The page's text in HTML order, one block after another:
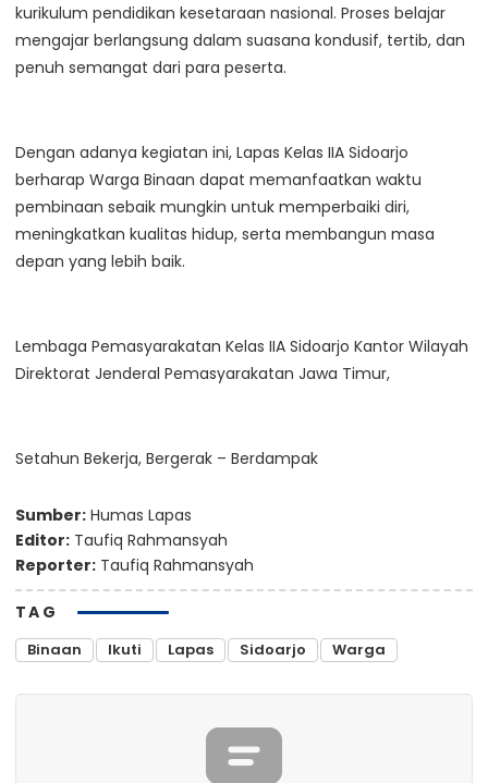
kurikulum pendidikan kesetaraan nasional. Proses belajar
mengajar berlangsung dalam suasana kondusif, tertib, dan
penuh semangat dari para peserta.
Dengan adanya kegiatan ini, Lapas Kelas IIA Sidoarjo
berharap Warga Binaan dapat memanfaatkan waktu
pembinaan sebaik mungkin untuk memperbaiki diri,
meningkatkan kualitas hidup, serta membangun masa
depan yang lebih baik.
Lembaga Pemasyarakatan Kelas IIA Sidoarjo Kantor Wilayah
Direktorat Jenderal Pemasyarakatan Jawa Timur,
Setahun Bekerja, Bergerak – Berdampak
Sumber: Humas Lapas
Editor: Taufiq Rahmansyah
Reporter: Taufiq Rahmansyah
TAG
Binaan Ikuti Lapas Sidoarjo Warga